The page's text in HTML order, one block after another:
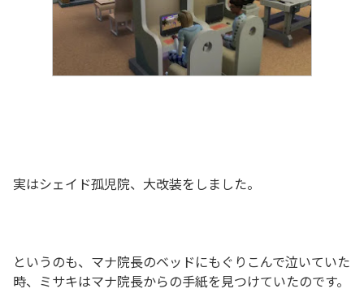
実はシェイド孤児院、大改装をしました。
というのも、マナ院長のベッドにもぐりこんで泣いていた
時、ミサキはマナ院長からの手紙を見つけていたのです。